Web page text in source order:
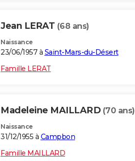
Jean LERAT (68 ans)
Naissance
23/06/1957 à Saint-Mars-du-Désert
Famille LERAT
Madeleine MAILLARD (70 ans)
Naissance
31/12/1955 à Campbon
Famille MAILLARD